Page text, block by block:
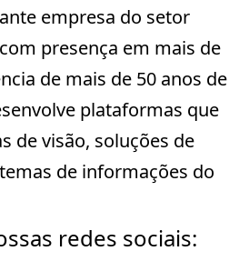
empresa do setor
presença em mais de
de mais de 50 anos de
plataformas que
de visão, soluções de
de informações do
redes sociais: